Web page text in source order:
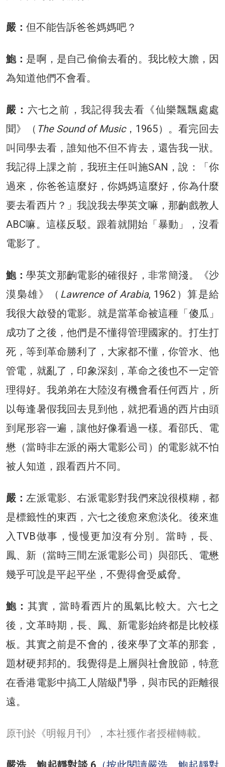
嚴： 但不能告訴爸爸媽媽吧？
鮑： 是啊，是自己偷偷去看的。我比較大膽，因
為知道他們不會看。
嚴： 六七之前，我記得我去看《仙樂飄飄處處
聞》（ The Sound of Music，1965）。看完回去
叫同學去看，誰知他不但不肯去，還告我一狀。
我記得上課之前，我班主任叫施SAN，說：「你
過來，你爸爸這麼好，你媽媽這麼好，你為什麼
要去看西片？」我說我去學英文嘛，那齣戲教人
ABC嘛。這樣反駁。跟着就開始「暴動」，沒看
電影了。
鮑：學英文那齣電影的確很好，非常簡淺。《沙
漠梟雄》（ Lawrence of Arabia, 1962）算是給
我很大啟發的電影。就是當革命被這種「傻瓜」
成功了之後，他們是不懂得管理國家的。打生打
死，等到革命勝利了，大家都不懂，你管水、他
管電，就亂了，印象深刻，革命之後也不一定管
理得好。我弟弟在大陸沒有機會看任何西片，所
以每逢暑假我回去見到他，就把看過的西片由頭
到尾形容一遍，讓他好像看過一樣。看邵氏、電
懋（當時非左派的兩大電影公司）的電影就不怕
被人知道，跟看西片不同。
嚴： 左派電影、右派電影對我們來說很模糊，都
是標籤性的東西，六七之後愈來愈淡化。後來進
入TVB做事，慢慢更加沒有分別。當時，長、
鳳、新（當時三間左派電影公司）與邵氏、電懋
幾乎可說是平起平坐，不覺得會受威脅。
鮑： 其實，當時看西片的風氣比較大。六七之
後，文革時期，長、鳳、新電影始終都是比較樣
板。其實之前是不會的，後來學了文革的那套，
題材硬邦邦的。我覺得是上層與社會脫節，特意
在香港電影中搞工人階級鬥爭，與市民的距離很
遠。
原刊於《明報月刊》，本社獲作者授權轉載。